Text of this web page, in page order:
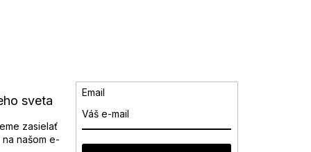
sveta
zasielať
našom e-
Email